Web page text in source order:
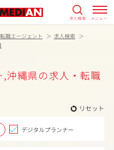
求人検索 メニュー
職エージェント
求人検索
沖縄県の求人・転職
リセット
デジタルプランナー